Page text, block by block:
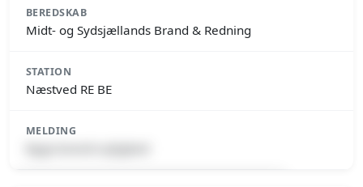
BEREDSKAB
Midt- og Sydsjællands Brand & Redning
STATION
Næstved RE BE
MELDING